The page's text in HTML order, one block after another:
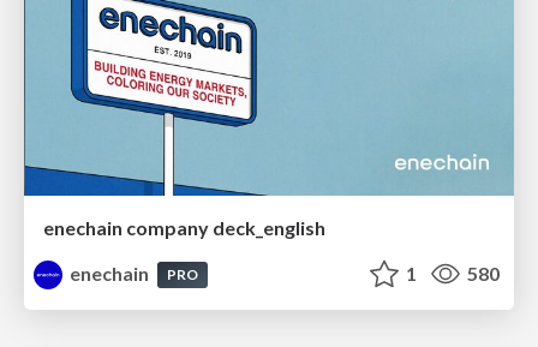
enechain company deck_english
enechain
PRO 1 580